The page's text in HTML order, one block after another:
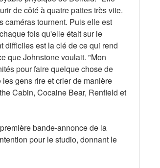
de côté à quatre pattes très vite.
caméras tournent. Puis elle est
fois qu'elle était sur le
difficiles est la clé de ce qui rend
que Johnstone voulait. "Mon
pour faire quelque chose de
gens rire et crier de manière
Cabin, Cocaine Bear, Renfield et
bande-annonce de la
pour le studio, donnant le